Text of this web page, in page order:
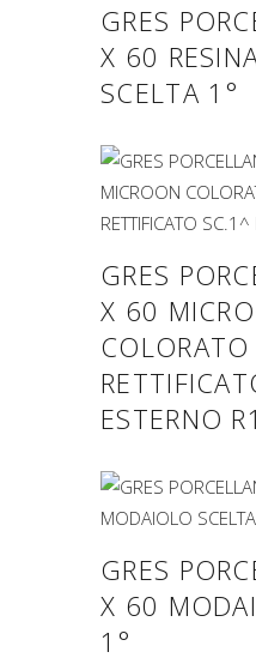
GRES
X 60
SCELTA 1°
GRES
X 60
ESTERNO
GRES
X 60
1°